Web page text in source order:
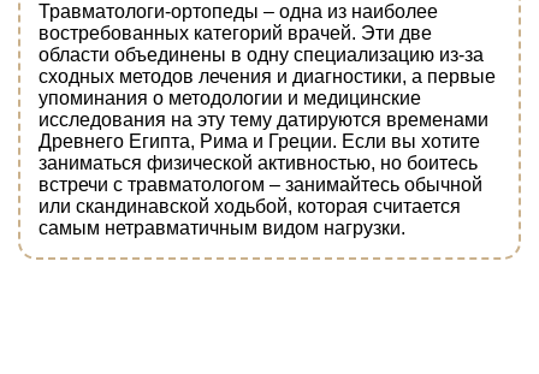
Травматологи-ортопеды – одна из наиболее
востребованных категорий врачей. Эти две
области объединены в одну специализацию из-за
сходных методов лечения и диагностики, а первые
упоминания о методологии и медицинские
исследования на эту тему датируются временами
Древнего Египта, Рима и Греции. Если вы хотите
заниматься физической активностью, но боитесь
встречи с травматологом – занимайтесь обычной
или скандинавской ходьбой, которая считается
самым нетравматичным видом нагрузки.